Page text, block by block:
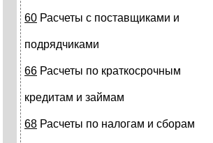
60 Расчеты с поставщиками и
подрядчиками
66 Расчеты по краткосрочным
кредитам и займам
68 Расчеты по налогам и сборам